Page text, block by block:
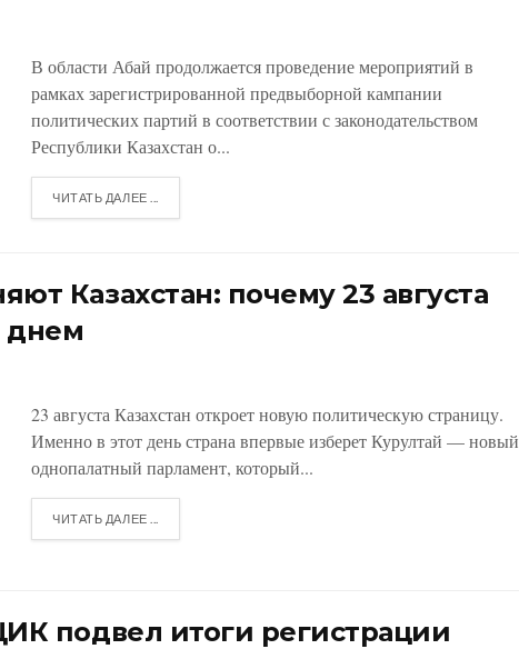
В области Абай продолжается проведение мероприятий в
рамках зарегистрированной предвыборной кампании
политических партий в соответствии с законодательством
Республики Казахстан о...
ЧИТАТЬ ДАЛЕЕ ...
Казахстан: почему 23 августа
днем
23 августа Казахстан откроет новую политическую страницу.
Именно в этот день страна впервые изберет Курултай — новый
однопалатный парламент, который...
ЧИТАТЬ ДАЛЕЕ ...
подвел итоги регистрации